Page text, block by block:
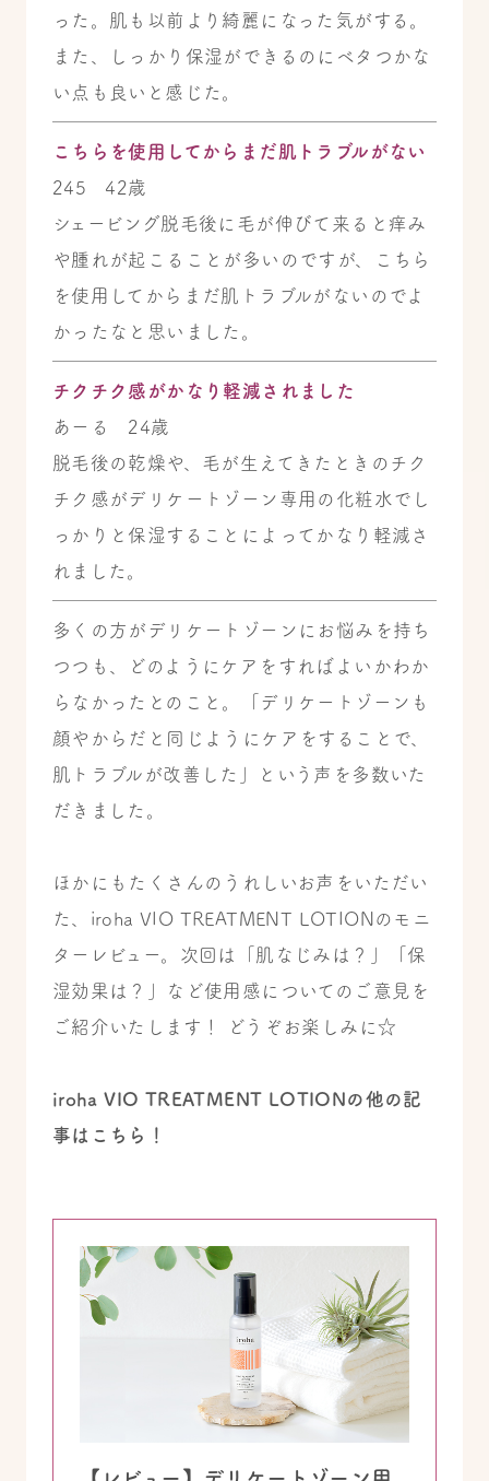
った。肌も以前より綺麗になった気がする。
また、しっかり保湿ができるのにベタつかな
い点も良いと感じた。
こちらを使用してからまだ肌トラブルがない
245 42歳
シェービング脱毛後に毛が伸びて来ると痒み
や腫れが起こることが多いのですが、こちら
を使用してからまだ肌トラブルがないのでよ
かったなと思いました。
チクチク感がかなり軽減されました
あーる 24歳
脱毛後の乾燥や、毛が生えてきたときのチク
チク感がデリケートゾーン専用の化粧水でし
っかりと保湿することによってかなり軽減さ
れました。
多くの方がデリケートゾーンにお悩みを持ち
つつも、どのようにケアをすればよいかわか
らなかったとのこと。「デリケートゾーンも
顔やからだと同じようにケアをすることで、
肌トラブルが改善した」という声を多数いた
だきました。
ほかにもたくさんのうれしいお声をいただい
た、iroha VIO TREATMENT LOTIONのモニ
ターレビュー。次回は「肌なじみは？」「保
湿効果は？」など使用感についてのご意見を
ご紹介いたします！ どうぞお楽しみに☆
iroha VIO TREATMENT LOTIONの他の記
事はこちら！